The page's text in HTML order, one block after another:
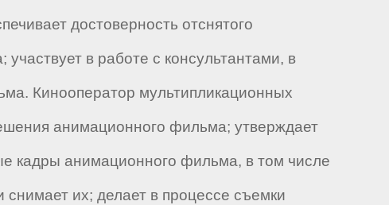
достоверность отснятого
в работе с консультантами, в
Кинооператор мультипликационных
анимационного фильма; утверждает
кадры анимационного фильма, в том числе
их; делает в процессе съемки